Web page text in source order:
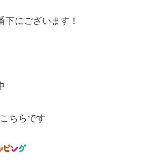
下にございます！
ちらです